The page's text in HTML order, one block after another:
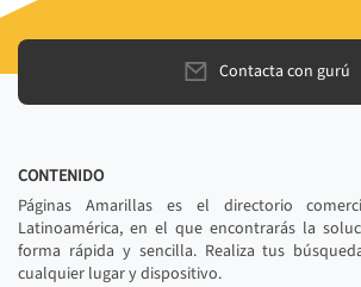
Contacta con gurú
CONTENIDO
Páginas Amarillas es el directorio
Latinoamérica, en el que encontrarás la
forma rápida y sencilla. Realiza tus
cualquier lugar y dispositivo.